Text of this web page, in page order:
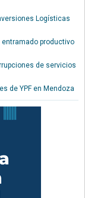
Logísticas
productivo
de servicios
de YPF en Mendoza